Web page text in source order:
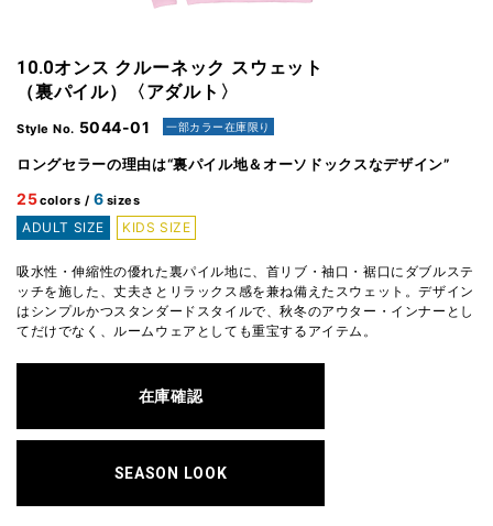
10.0オンス クルーネック スウェット
（裏パイル）〈アダルト〉
Style No. 5044-01 一部カラー在庫限り
ロングセラーの理由は“裏パイル地＆オーソドックスなデザイン”
25colors /6 sizes
ADULT SIZE KIDS SIZE
吸水性・伸縮性の優れた裏パイル地に、首リブ・袖口・裾口にダブルステ
ッチを施した、丈夫さとリラックス感を兼ね備えたスウェット。デザイン
はシンプルかつスタンダードスタイルで、秋冬のアウター・インナーとし
てだけでなく、ルームウェアとしても重宝するアイテム。
在庫確認
SEASON LOOK